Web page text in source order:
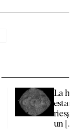
La
estar
un [...]